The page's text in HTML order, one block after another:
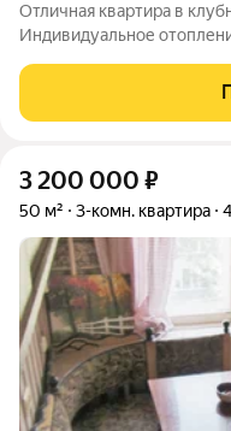
Отличная квартира в
Индивидуальное
очень низкие
1800 р. летом.
3 200 000 ₽
50 м² 3-комн. квартира